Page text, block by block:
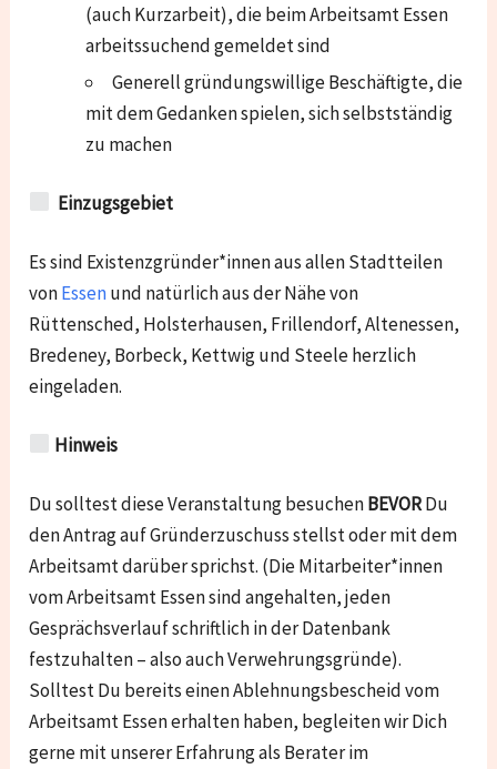
(auch Kurzarbeit), die beim Arbeitsamt Essen
arbeitssuchend gemeldet sind
Generell gründungswillige Beschäftigte, die
mit dem Gedanken spielen, sich selbstständig
zu machen
Einzugsgebiet
Es sind Existenzgründer*innen aus allen Stadtteilen
vonEssenund natürlich aus der Nähe von
Rüttensched, Holsterhausen, Frillendorf, Altenessen,
Bredeney, Borbeck, Kettwig und Steeleherzlich
eingeladen.
Hinweis
Du solltest diese Veranstaltung besuchenBEVORDu
den Antrag auf Gründerzuschuss stellst oder mit dem
Arbeitsamt darüber sprichst. (Die Mitarbeiter*innen
vom Arbeitsamt Essen sind angehalten, jeden
Gesprächsverlauf schriftlich in der Datenbank
festzuhalten – also auch Verwehrungsgründe).
Solltest Du bereits einen Ablehnungsbescheid vom
Arbeitsamt Essen erhalten haben, begleiten wir Dich
gerne mit unserer Erfahrung als Berater im